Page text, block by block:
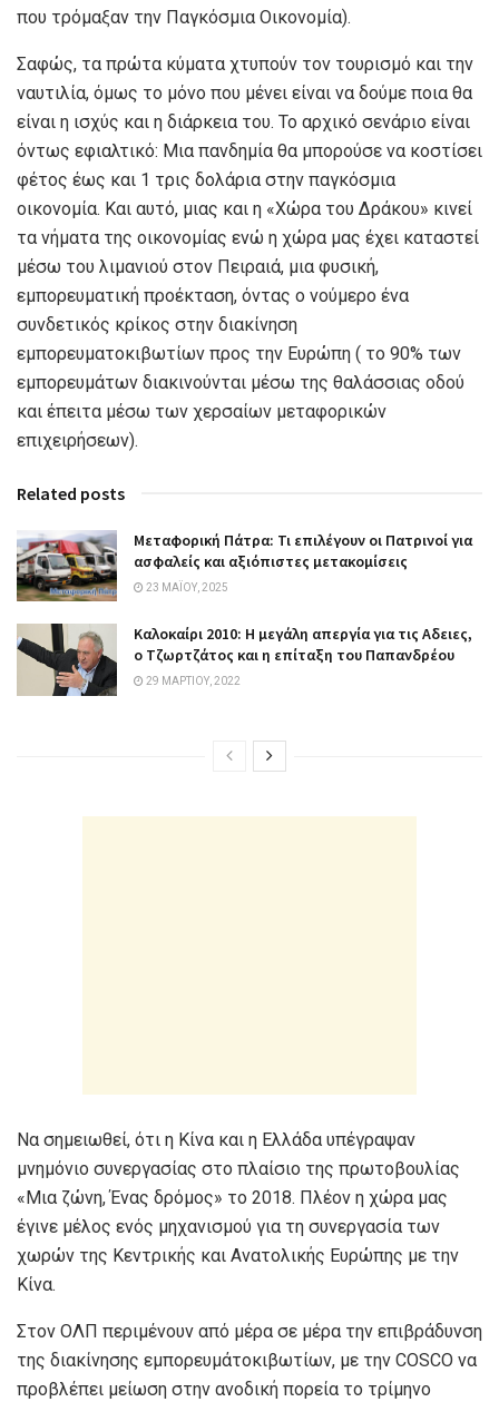
που τρόμαξαν την Παγκόσμια Οικονομία).
Σαφώς, τα πρώτα κύματα χτυπούν τον τουρισμό και την
ναυτιλία, όμως το μόνο που μένει είναι να δούμε ποια θα
είναι η ισχύς και η διάρκεια του. Το αρχικό σενάριο είναι
όντως εφιαλτικό: Μια πανδημία θα μπορούσε να κοστίσει
φέτος έως και 1 τρις δολάρια στην παγκόσμια
οικονομία. Και αυτό, μιας και η «Χώρα του Δράκου» κινεί
τα νήματα της οικονομίας ενώ η χώρα μας έχει καταστεί
μέσω του λιμανιού στον Πειραιά, μια φυσική,
εμπορευματική προέκταση, όντας ο νούμερο ένα
συνδετικός κρίκος στην διακίνηση
εμπορευματοκιβωτίων προς την Ευρώπη ( το 90% των
εμπορευμάτων διακινούνται μέσω της θαλάσσιας οδού
και έπειτα μέσω των χερσαίων μεταφορικών
επιχειρήσεων).
Related posts
Μεταφορική Πάτρα: Τι επιλέγουν οι Πατρινοί για
ασφαλείς και αξιόπιστες μετακομίσεις
23 ΜΑΪ́ΟΥ, 2025
Καλοκαίρι 2010: Η μεγάλη απεργία για τις Aδειες,
ο Τζωρτζάτος και η επίταξη του Παπανδρέου
29 ΜΑΡΤΊΟΥ, 2022
Να σημειωθεί, ότι η Κίνα και η Ελλάδα υπέγραψαν
μνημόνιο συνεργασίας στο πλαίσιο της πρωτοβουλίας
«Μια ζώνη, Ένας δρόμος» το 2018. Πλέον η χώρα μας
έγινε μέλος ενός μηχανισμού για τη συνεργασία των
χωρών της Κεντρικής και Ανατολικής Ευρώπης με την
Κίνα.
Στον ΟΛΠ περιμένουν από μέρα σε μέρα την επιβράδυνση
της διακίνησης εμπορευμάτοκιβωτίων, με την COSCO να
προβλέπει μείωση στην ανοδική πορεία το τρίμηνο